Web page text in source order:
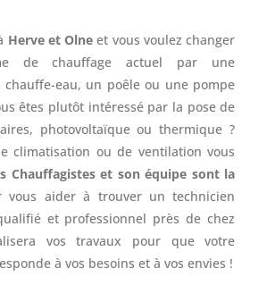
Herve et Olne et vous voulez changer
de chauffage actuel par une
eau, un poêle ou une pompe
êtes plutôt intéressé par la pose de
photovoltaïque ou thermique ?
climatisation ou de ventilation vous
Chauffagistes et son équipe sont la
vous aider à trouver un technicien
et professionnel près de chez
vos travaux pour que votre
à vos besoins et à vos envies !